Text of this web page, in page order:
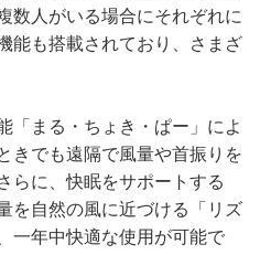
数人がいる場合にそれぞれに
能も搭載されており、さまざ
「まる・ちょき・ぱー」によ
きでも遠隔で風量や首振りを
らに、快眠をサポートする
を自然の風に近づける「リズ
一年中快適な使用が可能で